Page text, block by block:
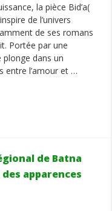
la pièce Bid’a(
de l’univers
de ses romans
Portée par une
plonge dans un
entre l’amour et …
de Batna
apparences